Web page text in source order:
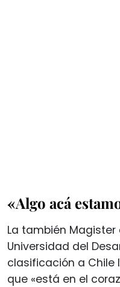
«Algo acá
La también
Universidad del
clasificación a Chile
que «está en el